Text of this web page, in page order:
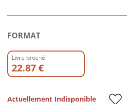
FORMAT
Livre broché
22.87 €
Actuellement Indisponible